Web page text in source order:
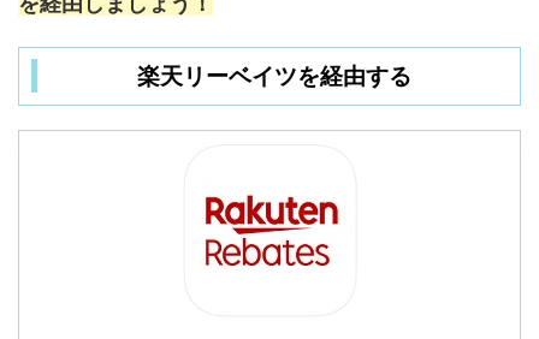
楽天リーベイツを経由する